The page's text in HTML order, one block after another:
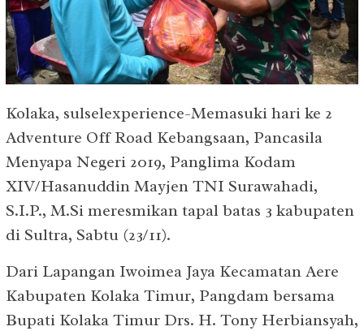
Kolaka, sulselexperience-Memasuki hari ke 2
Adventure Off Road Kebangsaan, Pancasila
Menyapa Negeri 2019, Panglima Kodam
XIV/Hasanuddin Mayjen TNI Surawahadi,
S.I.P., M.Si meresmikan tapal batas 3 kabupaten
di Sultra, Sabtu (23/11).
Dari Lapangan Iwoimea Jaya Kecamatan Aere
Kabupaten Kolaka Timur, Pangdam bersama
Bupati Kolaka Timur Drs. H. Tony Herbiansyah,